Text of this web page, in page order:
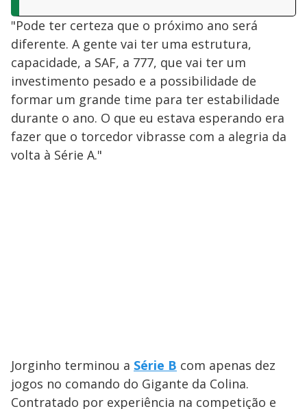
"Pode ter certeza que o próximo ano será
diferente. A gente vai ter uma estrutura,
capacidade, a SAF, a 777, que vai ter um
investimento pesado e a possibilidade de
formar um grande time para ter estabilidade
durante o ano. O que eu estava esperando era
fazer que o torcedor vibrasse com a alegria da
volta à Série A."
Jorginho terminou a Série B com apenas dez
jogos no comando do Gigante da Colina.
Contratado por experiência na competição e